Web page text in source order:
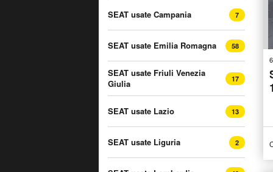
SEAT usate Campania 7
SEAT usate Emilia Romagna 58
SEAT usate Friuli Venezia
Giulia
17
SEAT usate Lazio 13
SEAT usate Liguria 2